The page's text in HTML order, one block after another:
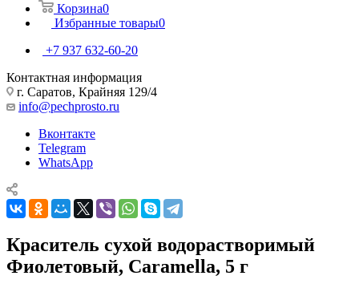
Корзина0
Избранные товары0
+7 937 632-60-20
Контактная информация
г. Саратов, Крайняя 129/4
info@pechprosto.ru
Вконтакте
Telegram
WhatsApp
Краситель сухой водорастворимый
Фиолетовый, Caramella, 5 г